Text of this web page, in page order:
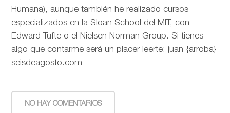
Humana), aunque también he realizado cursos
especializados en la Sloan School del MIT, con
Edward Tufte o el Nielsen Norman Group. Si tienes
algo que contarme será un placer leerte: juan {arroba}
seisdeagosto.com
NO HAY COMENTARIOS